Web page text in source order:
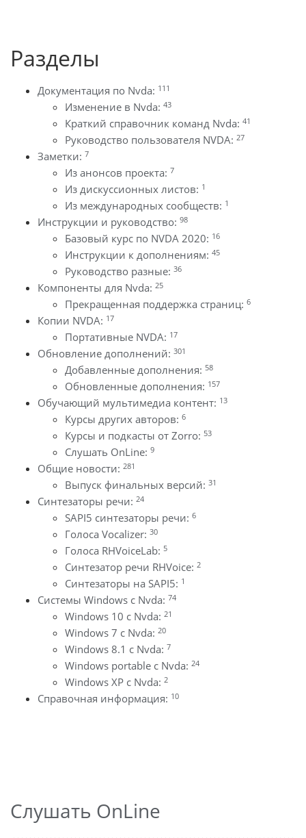
Разделы
Документация по Nvda: 111
Изменение в Nvda: 43
Краткий справочник команд Nvda: 41
Руководство пользователя NVDA: 27
Заметки: 7
Из анонсов проекта: 7
Из дискуссионных листов: 1
Из международных сообществ: 1
Инструкции и руководство: 98
Базовый курс по NVDA 2020: 16
Инструкции к дополнениям: 45
Руководство разные: 36
Компоненты для Nvda: 25
Прекращенная поддержка страниц: 6
Копии NVDA: 17
Портативные NVDA: 17
Обновление дополнений: 301
Добавленные дополнения: 58
Обновленные дополнения: 157
Обучающий мультимедиа контент: 13
Курсы других авторов: 6
Курсы и подкасты от Zorro: 53
Слушать OnLine: 9
Общие новости: 281
Выпуск финальных версий: 31
Синтезаторы речи: 24
SAPI5 синтезаторы речи: 6
Голоса Vocalizer: 30
Голоса RHVoiceLab: 5
Синтезатор речи RHVoice: 2
Синтезаторы на SAPI5: 1
Системы Windows с Nvda: 74
Windows 10 с Nvda: 21
Windows 7 с Nvda: 20
Windows 8.1 с Nvda: 7
Windows portable с Nvda: 24
Windows XP с Nvda: 2
Справочная информация: 10
Слушать OnLine